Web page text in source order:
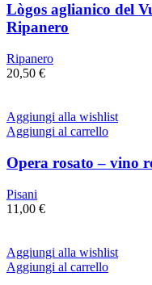
Lògos aglianico del
Ripanero
Ripanero
20,50 €
Aggiungi alla wishlist
Aggiungi al carrello
Opera rosato – vino
Pisani
11,00 €
Aggiungi alla wishlist
Aggiungi al carrello